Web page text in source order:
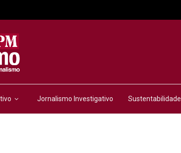
Jornalismo Investigativo Sustentabilidade